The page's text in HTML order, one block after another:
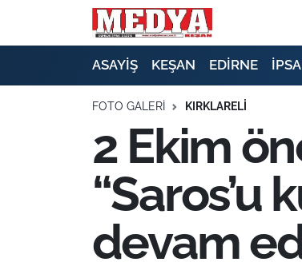
ASAYİŞ KEŞAN EDİRNE
FOTO GALERI KIRKLARELİ
2 Ekim
devam
E-GAZETE
SİYASET